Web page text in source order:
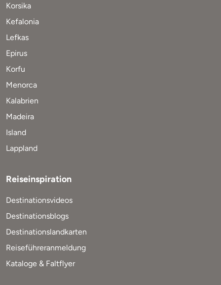
Korsika
Kefalonia
Lefkas
Epirus
Korfu
Menorca
Kalabrien
Madeira
Island
Lappland
Reiseinspiration
Destinationsvideos
Destinationsblogs
Destinationslandkarten
Reiseführeranmeldung
Kataloge & Faltflyer